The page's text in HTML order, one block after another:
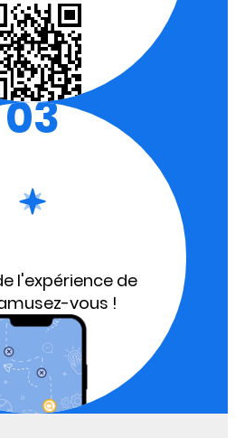
03
l'expérience de
vous !